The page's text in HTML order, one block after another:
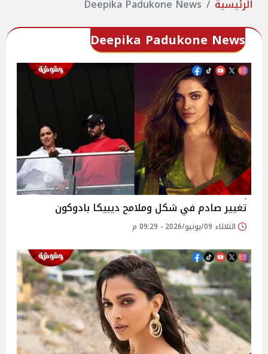
الرئيسية Deepika Padukone News
Deepika Padukone News
تغيير صادم في شكل وملامح ديبيكا بادوكون
الثلاثاء 09/يونيو/2026 - 09:29 م